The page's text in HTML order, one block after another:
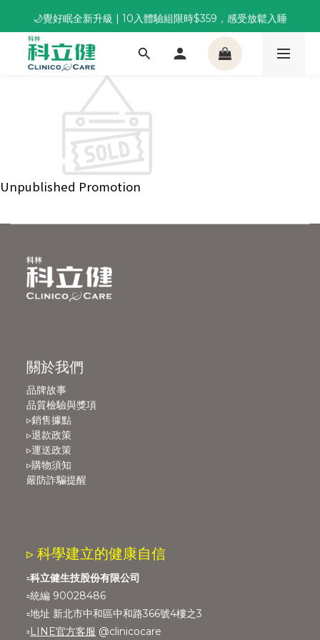
董事長推薦保養組合｜體驗價 $1,800 起，最高享 6 折
🌙覺好眠全新升級 | 10入體驗組限時$359，感受放鬆入睡
董事長推薦保養組合｜體驗價 $1,800 起，最高享 6 折
Unpublished Promotion
關於我們
品牌故事
品質檢驗與獎項
▹銷售據點
▹退款政策
▹運送政策
▹購物須知
嚴防詐騙提醒
▹ 科學建立的健康自信
▫️科立健生技股份有限公司
▫️統編 90028486
▫️地址 新北市中和區中和路366號4樓之3
▫️LINE官方客服 @clinicocare